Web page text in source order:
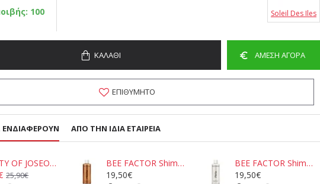
100 Soleil Des Iles
ΚΑΛΆΘΙ ΆΜΕΣΗ ΑΓΟΡΆ
ΕΠΙΘΥΜΗΤΌ
ΕΝΔΙΑΦΈΡΟΥΝ ΑΠΌ ΤΗΝ ΊΔΙΑ ΕΤΑΙΡΕΊΑ
BEAUTY OF JOSEON - Jello Skin Massage Cream for Face and Body 200ml
25,90€
BEE FACTOR Shimmering Body Milk - Glow Up Mocha 100ml
19,50€
BEE FACTOR Shimmering Body Milk - Glow Up Perla 100ml
19,50€